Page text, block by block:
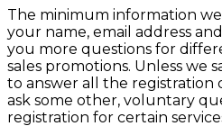
The minimum information
your name, email address
you more questions for
sales promotions. Unless we
to answer all the registration
ask some other, voluntary
registration for certain